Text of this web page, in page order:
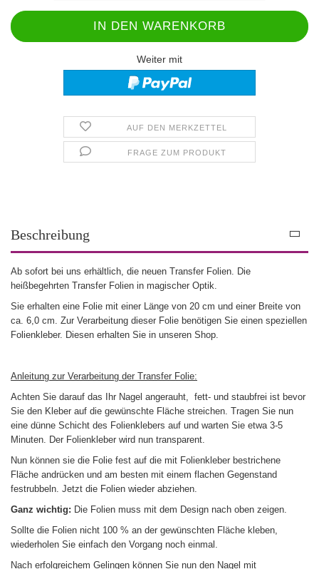
Weiter mit
AUF DEN MERKZETTEL
FRAGE ZUM PRODUKT
Beschreibung
Ab sofort bei uns erhältlich, die neuen Transfer Folien. Die
heißbegehrten Transfer Folien in magischer Optik.
Sie erhalten eine Folie mit einer Länge von 20 cm und einer Breite von
ca. 6,0 cm. Zur Verarbeitung dieser Folie benötigen Sie einen speziellen
Folienkleber. Diesen erhalten Sie in unseren Shop.
Anleitung zur Verarbeitung der Transfer Folie:
Achten Sie darauf das Ihr Nagel angerauht, fett- und staubfrei ist bevor
Sie den Kleber auf die gewünschte Fläche streichen. Tragen Sie nun
eine dünne Schicht des Folienklebers auf und warten Sie etwa 3-5
Minuten. Der Folienkleber wird nun transparent.
Nun können sie die Folie fest auf die mit Folienkleber bestrichene
Fläche andrücken und am besten mit einem flachen Gegenstand
festrubbeln. Jetzt die Folien wieder abziehen.
Ganz wichtig: Die Folien muss mit dem Design nach oben zeigen.
Sollte die Folien nicht 100 % an der gewünschten Fläche kleben,
wiederholen Sie einfach den Vorgang noch einmal.
Nach erfolgreichem Gelingen können Sie nun den Nagel mit